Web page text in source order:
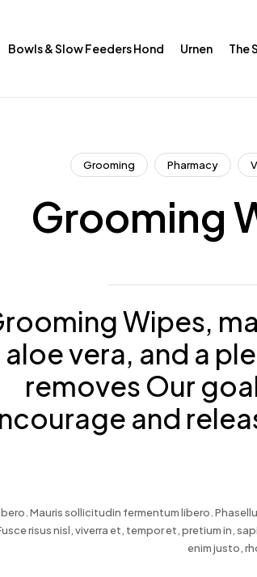
Bowls & Slow Feeders Hond Urnen The
Grooming Pharmacy
Grooming
Wipes,
aloe vera, and a
removes Our
and
Mauris sollicitudin fermentum libero.
risus nisl, viverra et, tempor et, pretium in,
enim justo,